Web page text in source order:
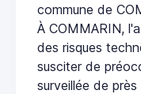
commune de
À COMMARIN,
des risques
susciter de
surveillée de